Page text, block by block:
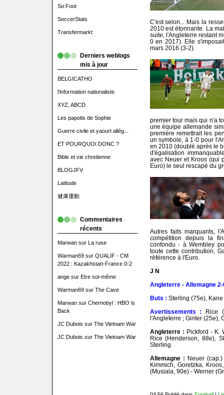
So Foot
SoccerStats
Transfermarkt
Derniers weblogs
mis à jour
BELGICATHO
l'information nationaliste
XYZ, ABCD
Les papotis de Sophie
Guerre civile et yaourt allég...
ET POURQUOI DONC ?
Bible et vie chretienne
BLOGJFV
Latitude
健康運動
Commentaires
récents
Marwansur La ruse
Warman69sur QUALIF - CM
2022 : Kazakhstan-France 0-2
angesur Etre soi-même
Warman69sur The Cave
Marwansur Chernobyl : HBO is
Back
JC Dubois sur The Vietnam War
JC Dubois sur The Vietnam War
C'est selon... Mais la
2010 est étonnante. La
suite, l'Angleterre restant
0 en 2017). Elle
mars 2016 (3-2).
premier tour mais qui n'a
une équipe allemande
première remettrait les
un symbole, à 1-0 pour
en 2010 (doublé après le
d'égalisation
avec Neuer et Kroos (qui
Euro) le seul rescapé du
Autres faits marquants,
compétition depuis la
confondu - à Wembley
toute cette contribution,
référence à l'Euro.
J N
Angleterre - Allemagne 2-
Buts : Sterling (75e), Kane
Avertissements : Rice
l'Angleterre ; Ginter (25e),
Angleterre : Pickford - K.
Rice (Henderson, 88e),
Sterling.
Allemagne : Neuer
Kimmich, Goretzka,
(Musiala, 90e) - Werner